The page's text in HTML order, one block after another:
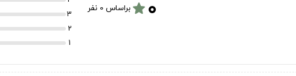
۰ starبراساس 0 نفر
3
2
1